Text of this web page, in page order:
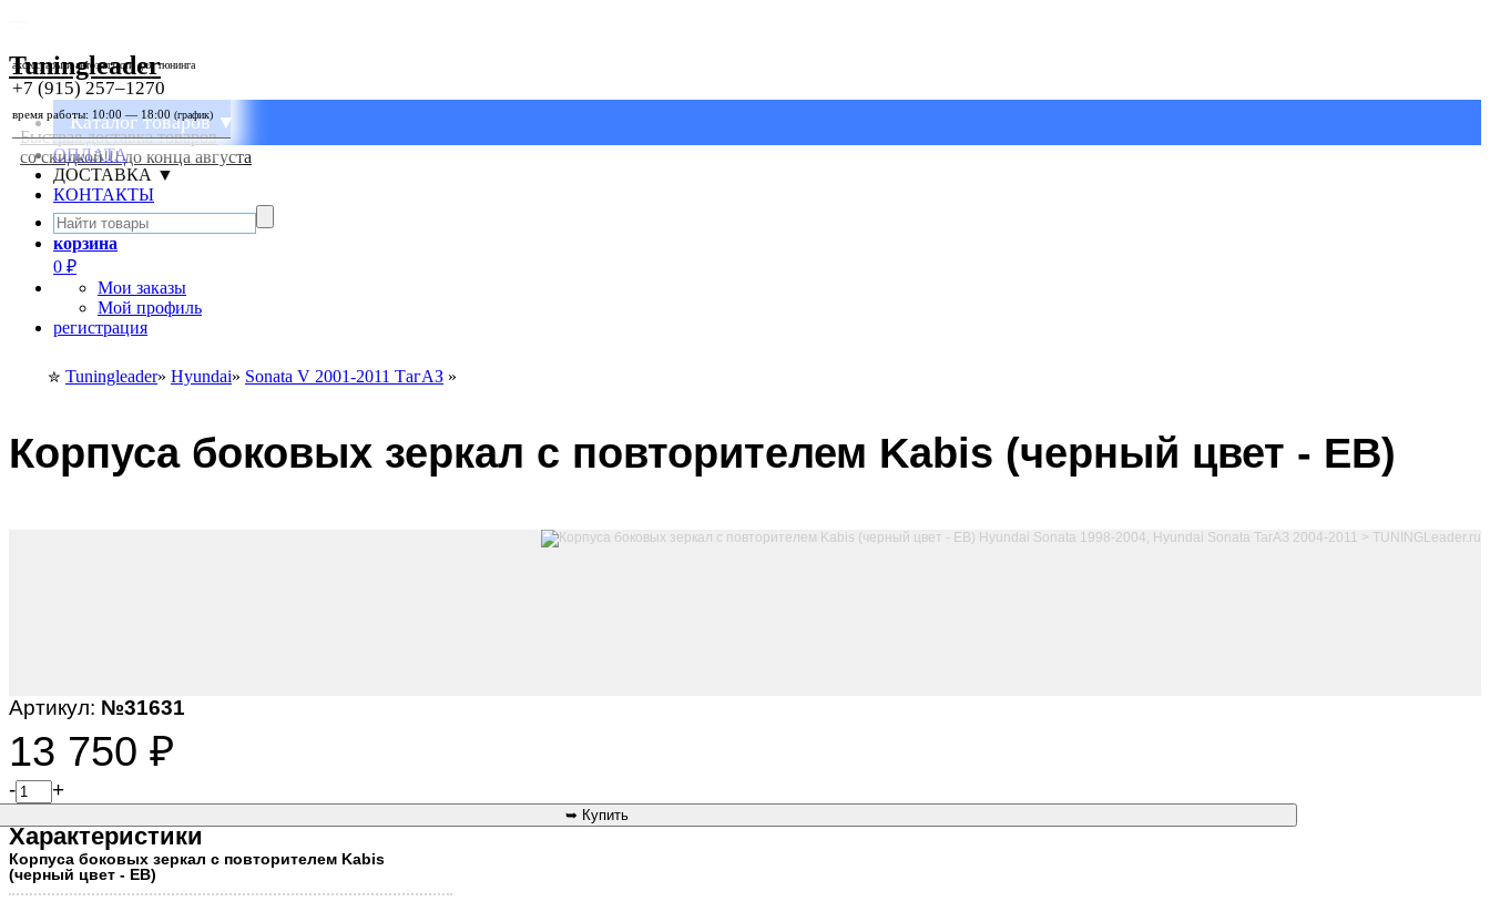
Tuningleader
аксессуары и автозапчасти для тюнинга
+7 (915) 257–1270
время работы: 10:00 — 18:00 (график)
Быстрая доставка товаров
со скидкой!!! до конца августа
Каталог товаров ▼
ОПЛАТА
ДОСТАВКА ▼
КОНТАКТЫ
корзина
0 ₽
Мои заказы
Мой профиль
регистрация
✮ Tuningleader» Hyundai» Sonata V 2001-2011 ТагАЗ »
Корпуса боковых зеркал с повторителем Kabis (черный цвет - EB)
Артикул: №31631
13 750 ₽
- +
Характеристики
Корпуса боковых зеркал с повторителем Kabis
(черный цвет - EB)